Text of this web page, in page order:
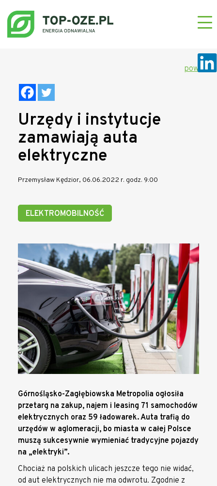
powrót
Urzędy i instytucje
zamawiają auta
elektryczne
Przemysław Kędzior, 06.06.2022 r. godz. 9:00
ELEKTROMOBILNOŚĆ
Górnośląsko-Zagłębiowska Metropolia ogłosiła
przetarg na zakup, najem i leasing 71 samochodów
elektrycznych oraz 59 ładowarek. Auta trafią do
urzędów w aglomeracji, bo miasta w całej Polsce
muszą sukcesywnie wymieniać tradycyjne pojazdy
na „elektryki”.
Chociaż na polskich ulicach jeszcze tego nie widać,
od aut elektrycznych nie ma odwrotu. Zgodnie z